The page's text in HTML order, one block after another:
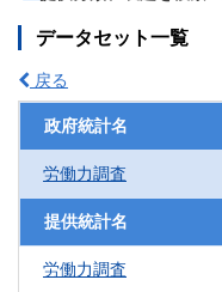
データセット一覧
戻る
政府統計名
労働力調査
提供統計名
労働力調査